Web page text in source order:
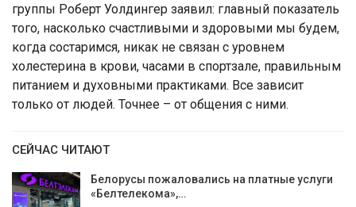
группы Роберт Уолдингер заявил: главный показатель
того, насколько счастливыми и здоровыми мы будем,
когда состаримся, никак не связан с уровнем
холестерина в крови, часами в спортзале, правильным
питанием и духовными практиками. Все зависит
только от людей. Точнее – от общения с ними.
СЕЙЧАС ЧИТАЮТ
Белорусы пожаловались на платные услуги
«Белтелекома»,…